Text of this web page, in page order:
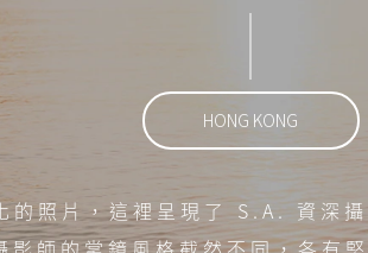
首爾婚紗禮服配套
濟州婚紗攝影套餐
濟州化妝美容室
HONG KONG
的照片，這裡呈現了 S.A. 資深